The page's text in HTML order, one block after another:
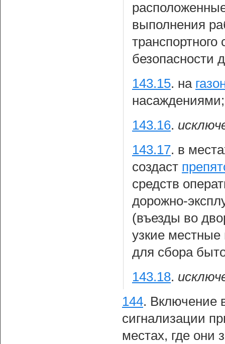
выполнения
безопасности
143.15. на
насаждениями;
143.16.
143.17. в
создаст
средств
дорожно-
(въезды во
узкие
для сбора
143.18.
144. Включение
сигнализации
местах, где они